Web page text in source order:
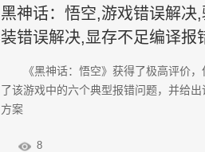
黑神话：悟空,游戏错误解决
装错误解决,显存不足编译报
《黑神话：悟空》获得了极高评价
了该游戏中的六个典型报错问题，并给
方案
8